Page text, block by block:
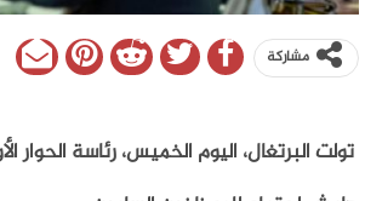
مشاركة
تولت البرتغال، اليوم الخميس، رئاسة